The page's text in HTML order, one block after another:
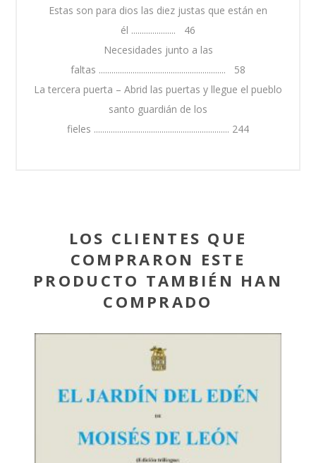
Estas son para dios las diez justas que están en
él ..................... 46
Necesidades junto a las
faltas ............................................................ 58
La tercera puerta – Abrid las puertas y llegue el pueblo
santo guardián de los
fieles ................................................................ 244
LOS CLIENTES QUE
COMPRARON ESTE
PRODUCTO TAMBIÉN HAN
COMPRADO